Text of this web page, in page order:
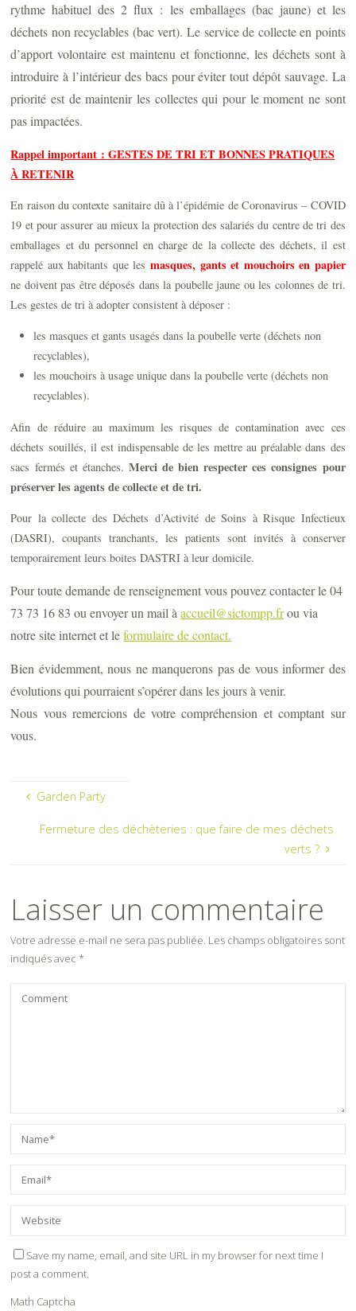
rythme habituel des 2 flux : les emballages (bac jaune) et les
déchets non recyclables (bac vert). Le service de collecte en points
d’apport volontaire est maintenu et fonctionne, les déchets sont à
introduire à l’intérieur des bacs pour éviter tout dépôt sauvage. La
priorité est de maintenir les collectes qui pour le moment ne sont
pas impactées.
Rappel important : GESTES DE TRI ET BONNES PRATIQUES
À RETENIR
En raison du contexte sanitaire dû à l’épidémie de Coronavirus – COVID
19 et pour assurer au mieux la protection des salariés du centre de tri des
emballages et du personnel en charge de la collecte des déchets, il est
rappelé aux habitants que les masques, gants et mouchoirs en papier
ne doivent pas être déposés dans la poubelle jaune ou les colonnes de tri.
Les gestes de tri à adopter consistent à déposer :
les masques et gants usagés dans la poubelle verte (déchets non
recyclables),
les mouchoirs à usage unique dans la poubelle verte (déchets non
recyclables).
Afin de réduire au maximum les risques de contamination avec ces
déchets souillés, il est indispensable de les mettre au préalable dans des
sacs fermés et étanches. Merci de bien respecter ces consignes pour
préserver les agents de collecte et de tri.
Pour la collecte des Déchets d’Activité de Soins à Risque Infectieux
(DASRI), coupants tranchants, les patients sont invités à conserver
temporairement leurs boites DASTRI à leur domicile.
Pour toute demande de renseignement vous pouvez contacter le 04
73 73 16 83 ou envoyer un mail àaccueil@sictompp.frou via
notre site internet et leformulaire de contact.
Bien évidemment, nous ne manquerons pas de vous informer des
évolutions qui pourraient s’opérer dans les jours à venir.
Nous vous remercions de votre compréhension et comptant sur
vous.
Garden Party
Fermeture des déchèteries : que faire de mes déchets
verts ?
Laisser un commentaire
Votre adresse e-mail ne sera pas publiée. Les champs obligatoires sont
indiqués avec*
Save my name, email, and site URL in my browser for next time I
post a comment.
Math Captcha